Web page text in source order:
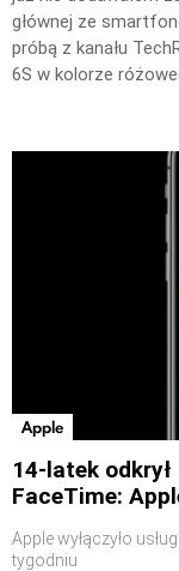
głównej ze
próbą z kanału
6S w kolorze
Apple
14-latek odkrył
FaceTime:
Apple wyłączyło
tygodniu